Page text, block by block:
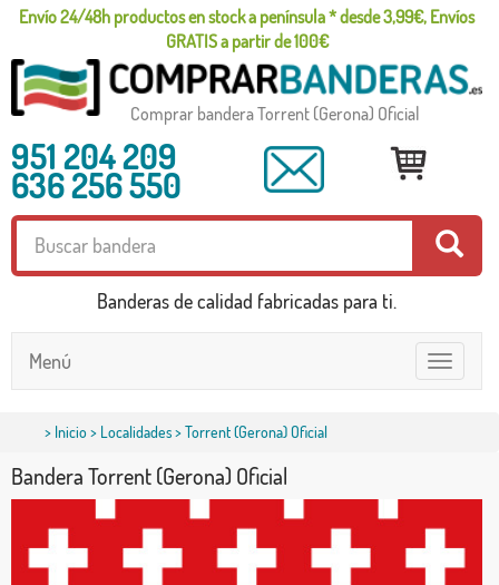
Envío 24/48h productos en stock a península * desde 3,99€, Envíos
GRATIS a partir de 100€
Comprar bandera Torrent (Gerona) Oficial
951 204 209
636 256 550
Banderas de calidad fabricadas para ti.
Toggle
navigation
Menú
> Inicio> Localidades> Torrent (Gerona) Oficial
Bandera Torrent (Gerona) Oficial